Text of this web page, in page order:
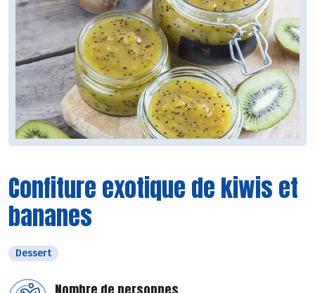
Confiture exotique de kiwis et
bananes
Dessert